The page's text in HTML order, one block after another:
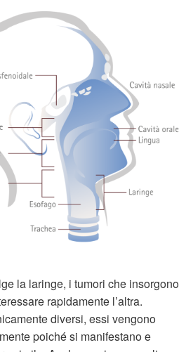
la laringe, i tumori che insorgono
rapidamente l’altra.
diversi, essi vengono
poiché si manifestano e